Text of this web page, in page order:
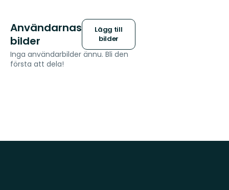
Användarnas
bilder
Lägg till
bilder
Inga användarbilder ännu. Bli den
första att dela!